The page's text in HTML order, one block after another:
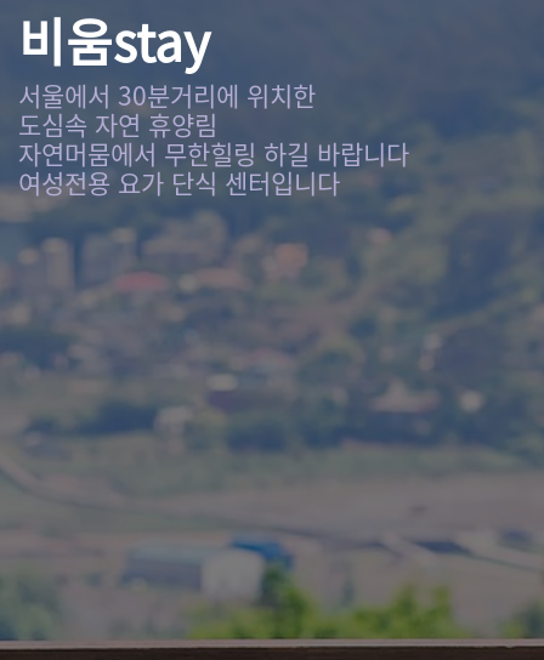
비움stay
서울에서 30분거리에 위치한
도심속 자연 휴양림
자연머뭄에서 무한힐링 하길 바랍니다
여성전용 요가 단식 센터입니다